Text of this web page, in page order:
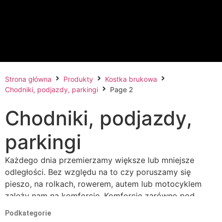
Strona główna Produkty
Kostka brukowa
Chodniki, podjazdy, parkingi
Page 2
Chodniki, podjazdy,
parkingi
Każdego dnia przemierzamy większe lub mniejsze
odległości. Bez względu na to czy poruszamy się
pieszo, na rolkach, rowerem, autem lub motocyklem
zależy nam na komforcie. Komforcie zarówno pod
kątem bezpieczeństwa poruszania się po danej
nawierzchni, lecz także komforcie estetycznym. Zawsze
Podkategorie